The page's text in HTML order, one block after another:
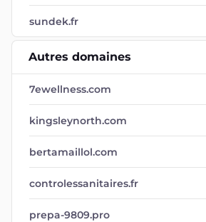
sundek.fr
Autres domaines
7ewellness.com
kingsleynorth.com
bertamaillol.com
controlessanitaires.fr
prepa-9809.pro